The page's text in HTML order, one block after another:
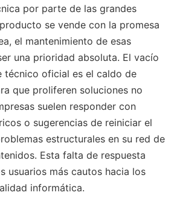
por parte de las grandes
se vende con la promesa
el mantenimiento de esas
una prioridad absoluta. El vacío
técnico oficial es el caldo de
que proliferen soluciones no
suelen responder con
o sugerencias de reiniciar el
estructurales en su red de
Esta falta de respuesta
usuarios más cautos hacia los
informática.